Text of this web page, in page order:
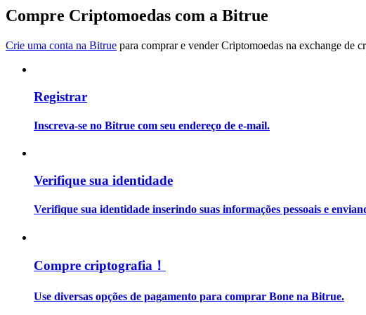
Torne-se um Trader de Cópias
Informação
Análise de big data, incluindo informações comerciais, etc.
Compre Criptomoedas com a Bitrue
Crie uma conta na Bitrue para comprar e vender Criptomoedas na exchange de
Registrar
Inscreva-se no Bitrue com seu endereço de e-mail.
Verifique sua identidade
Verifique sua identidade inserindo suas informações pessoais e
Compre criptografia！
Use diversas opções de pagamento para comprar Bone na Bitrue.